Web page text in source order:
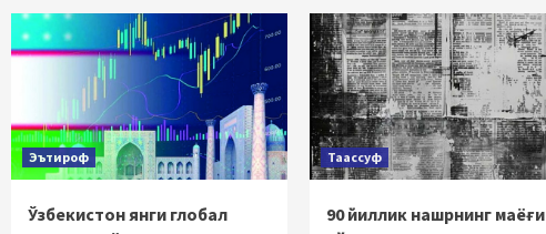
Эътироф
Ўзбекистон янги глобал
Таассуф
90 йиллик нашрнинг маёғи